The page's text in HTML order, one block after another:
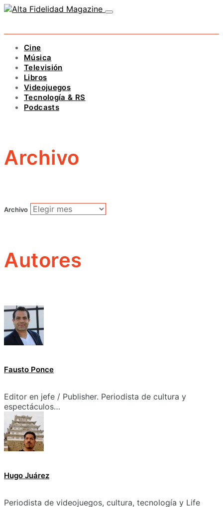
Cine
Música
Televisión
Libros
Videojuegos
Tecnología & RS
Podcasts
Archivo
Archivo
Autores
Fausto Ponce
Editor en jefe / Publisher. Periodista de cultura y
espectáculos…
Hugo Juárez
Periodista de videojuegos, cultura, tecnología y Life